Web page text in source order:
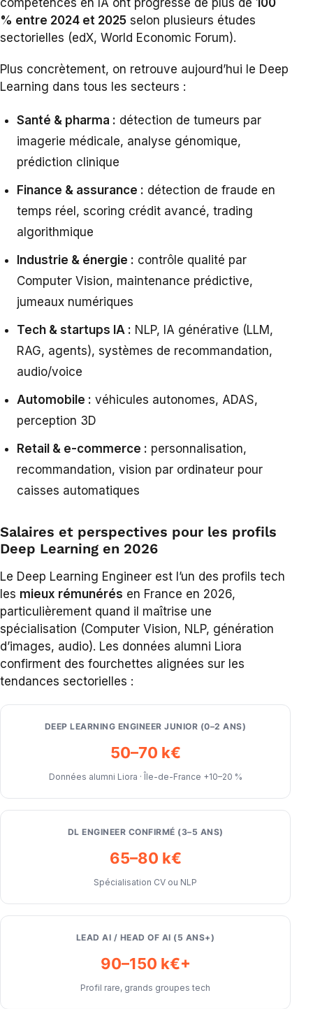
% entre 2024 et 2025 selon plusieurs études
sectorielles (edX, World Economic Forum).
Plus concrètement, on retrouve aujourd’hui le Deep
Learning dans tous les secteurs :
Santé & pharma : détection de tumeurs par
imagerie médicale, analyse génomique,
prédiction clinique
Finance & assurance : détection de fraude en
temps réel, scoring crédit avancé, trading
algorithmique
Industrie & énergie : contrôle qualité par
Computer Vision, maintenance prédictive,
jumeaux numériques
Tech & startups IA : NLP, IA générative (LLM,
RAG, agents), systèmes de recommandation,
audio/voice
Automobile : véhicules autonomes, ADAS,
perception 3D
Retail & e-commerce : personnalisation,
recommandation, vision par ordinateur pour
caisses automatiques
Salaires et perspectives pour les profils
Deep Learning en 2026
Le Deep Learning Engineer est l’un des profils tech
les mieux rémunérés en France en 2026,
particulièrement quand il maîtrise une
spécialisation (Computer Vision, NLP, génération
d’images, audio). Les données alumni Liora
confirment des fourchettes alignées sur les
tendances sectorielles :
DEEP LEARNING ENGINEER JUNIOR (0–2 ANS)
50–70 k€
Données alumni Liora · Île-de-France +10–20 %
DL ENGINEER CONFIRMÉ (3–5 ANS)
65–80 k€
Spécialisation CV ou NLP
LEAD AI / HEAD OF AI (5 ANS+)
90–150 k€+
Profil rare, grands groupes tech